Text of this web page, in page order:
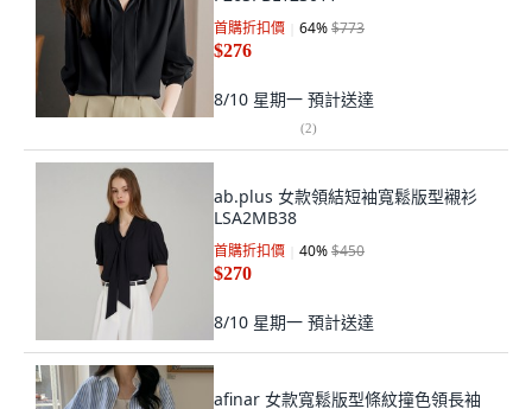
首購折扣價 64%$773
$276
8/10 星期一 預計送達
(2)
ab.plus 女款領結短袖寬鬆版型襯衫
LSA2MB38
首購折扣價 40%$450
$270
8/10 星期一 預計送達
afinar 女款寬鬆版型條紋撞色領長袖